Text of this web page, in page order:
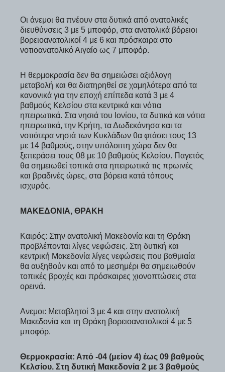
Οι άνεμοι θα πνέουν στα δυτικά από ανατολικές
διευθύνσεις 3 με 5 μποφόρ, στα ανατολικά βόρειοι
βορειοανατολικοί 4 με 6 και πρόσκαιρα στο
νοτιοανατολικό Αιγαίο ως 7 μποφόρ.
Η θερμοκρασία δεν θα σημειώσει αξιόλογη
μεταβολή και θα διατηρηθεί σε χαμηλότερα από τα
κανονικά για την εποχή επίπεδα κατά 3 με 4
βαθμούς Κελσίου στα κεντρικά και νότια
ηπειρωτικά. Στα νησιά του Ιονίου, τα δυτικά και νότια
ηπειρωτικά, την Κρήτη, τα Δωδεκάνησα και τα
νοτιότερα νησιά των Κυκλάδων θα φτάσει τους 13
με 14 βαθμούς, στην υπόλοιπη χώρα δεν θα
ξεπεράσει τους 08 με 10 βαθμούς Κελσίου. Παγετός
θα σημειωθεί τοπικά στα ηπειρωτικά τις πρωινές
και βραδινές ώρες, στα βόρεια κατά τόπους
ισχυρός.
ΜΑΚΕΔΟΝΙΑ, ΘΡΑΚΗ
Καιρός: Στην ανατολική Μακεδονία και τη Θράκη
προβλέπονται λίγες νεφώσεις. Στη δυτική και
κεντρική Μακεδονία λίγες νεφώσεις που βαθμιαία
θα αυξηθούν και από το μεσημέρι θα σημειωθούν
τοπικές βροχές και πρόσκαιρες χιονοπτώσεις στα
ορεινά.
Ανεμοι: Μεταβλητοί 3 με 4 και στην ανατολική
Μακεδονία και τη Θράκη βορειοανατολικοί 4 με 5
μποφόρ.
Θερμοκρασία: Από -04 (μείον 4) έως 09 βαθμούς
Κελσίου. Στη δυτική Μακεδονία 2 με 3 βαθμούς